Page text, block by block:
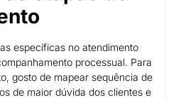
específicas no atendimento
processual. Para
gosto de mapear sequência de
de maior dúvida dos clientes e